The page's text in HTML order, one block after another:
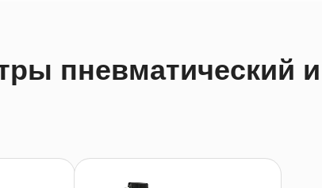
пневматический